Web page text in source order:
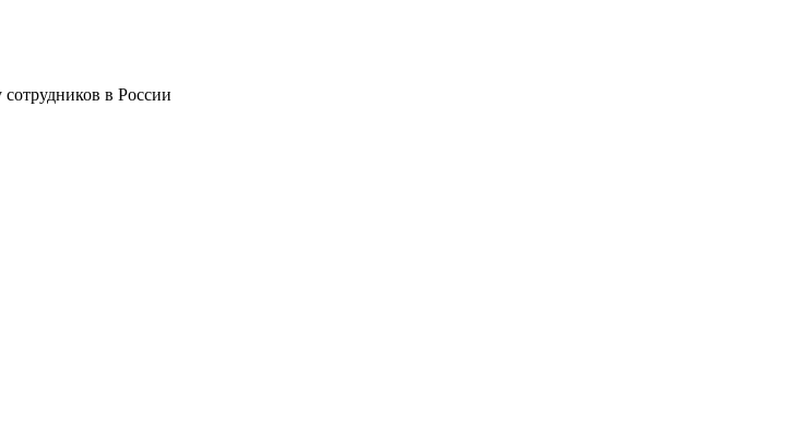
в России